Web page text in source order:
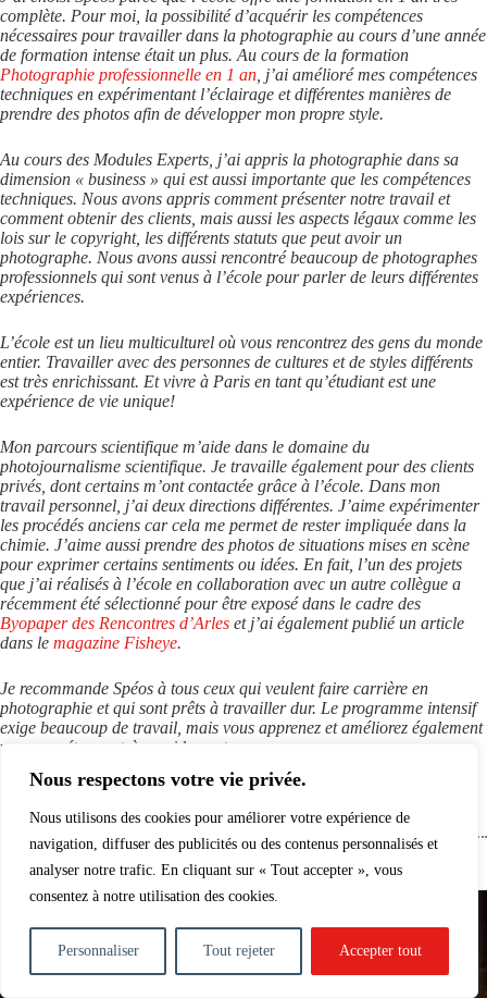
Nous respectons votre vie privée.
Nous utilisons des cookies pour améliorer votre expérience de
navigation, diffuser des publicités ou des contenus personnalisés et
analyser notre trafic. En cliquant sur « Tout accepter », vous
consentez à notre utilisation des cookies.
Personnaliser Tout rejeter Accepter tout
complète. Pour moi, la possibilité d’acquérir les compétences
nécessaires pour travailler dans la photographie au cours d’une année
de formation intense était un plus. Au cours de la formation
Photographie professionnelle en 1 an , j’ai amélioré mes compétences
techniques en expérimentant l’éclairage et différentes manières de
prendre des photos afin de développer mon propre style.
Au cours des Modules Experts, j’ai appris la photographie dans sa
dimension « business » qui est aussi importante que les compétences
techniques. Nous avons appris comment présenter notre travail et
comment obtenir des clients, mais aussi les aspects légaux comme les
lois sur le copyright, les différents statuts que peut avoir un
photographe. Nous avons aussi rencontré beaucoup de photographes
professionnels qui sont venus à l’école pour parler de leurs différentes
expériences.
L’école est un lieu multiculturel où vous rencontrez des gens du monde
entier. Travailler avec des personnes de cultures et de styles différents
est très enrichissant. Et vivre à Paris en tant qu’étudiant est une
expérience de vie unique!
Mon parcours scientifique m’aide dans le domaine du
photojournalisme scientifique. Je travaille également pour des clients
privés, dont certains m’ont contactée grâce à l’école. Dans mon
travail personnel, j’ai deux directions différentes. J’aime expérimenter
les procédés anciens car cela me permet de rester impliquée dans la
chimie. J’aime aussi prendre des photos de situations mises en scène
pour exprimer certains sentiments ou idées. En fait, l’un des projets
que j’ai réalisés à l’école en collaboration avec un autre collègue a
récemment été sélectionné pour être exposé dans le cadre des
Byopaper des Rencontres d’Arles et j’ai également publié un article
dans le magazine Fisheye.
Je recommande Spéos à tous ceux qui veulent faire carrière en
photographie et qui sont prêts à travailler dur. Le programme intensif
exige beaucoup de travail, mais vous apprenez et améliorez également
vos compétences très rapidement.